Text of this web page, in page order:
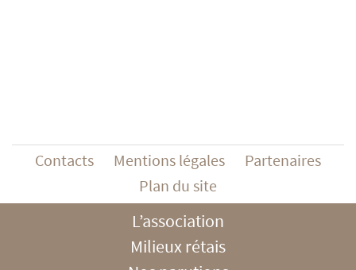
Contacts Mentions légales
Partenaires
Plan du site
L’association
Milieux rétais